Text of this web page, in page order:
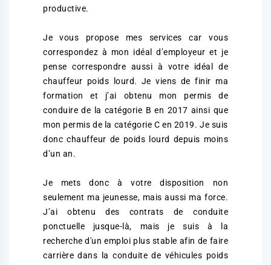
productive.
Je vous propose mes services car vous
correspondez à mon idéal d’employeur et je
pense correspondre aussi à votre idéal de
chauffeur poids lourd. Je viens de finir ma
formation et j’ai obtenu mon permis de
conduire de la catégorie B en 2017 ainsi que
mon permis de la catégorie C en 2019. Je suis
donc chauffeur de poids lourd depuis moins
d’un an.
Je mets donc à votre disposition non
seulement ma jeunesse, mais aussi ma force.
J’ai obtenu des contrats de conduite
ponctuelle jusque-là, mais je suis à la
recherche d'un emploi plus stable afin de faire
carrière dans la conduite de véhicules poids